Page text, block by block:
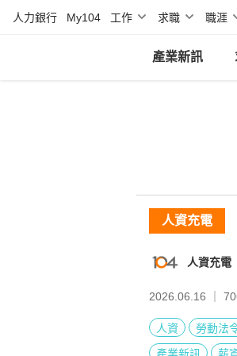
人力銀行 My104 工作 求職 職涯
產業新訊
人資充電
人資充電
2026.06.16 ｜
人資
勞動法